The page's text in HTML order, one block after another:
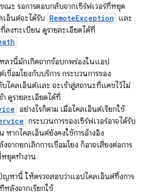
ณะ รอการตอบกลับจากเซิร์ฟเวอร์ที่หยุด
เอ็นต์จะได้รับ RemoteException และ
ลงทะเบียน ดูรายละเอียดได้ที่
หลวนี้มักเกิดจากข้อบกพร่องในแอป
ชื่อมโยงกับบริการ กระบวนการของ
บไคลเอ็นต์และ จะเข้าสู่สถานะที่แคชไว้ไม่
ดูรายละเอียดได้ที่
อย่างไรก็ตาม เมื่อไคลเอ็นต์เรียกใช้
กระบวนการของเซิร์ฟเวอร์อาจได้รับ
หากไคลเอ็นต์ยังคงใช้การอ้างอิง
จากยกเลิกการเชื่อมโยง ก็อาจเสี่ยงต่อการ
ยุดทำงาน
ญหานี้ ให้ตรวจสอบว่าแอปไคลเอ็นต์ทิ้งการ
หลังจากเรียกใช้